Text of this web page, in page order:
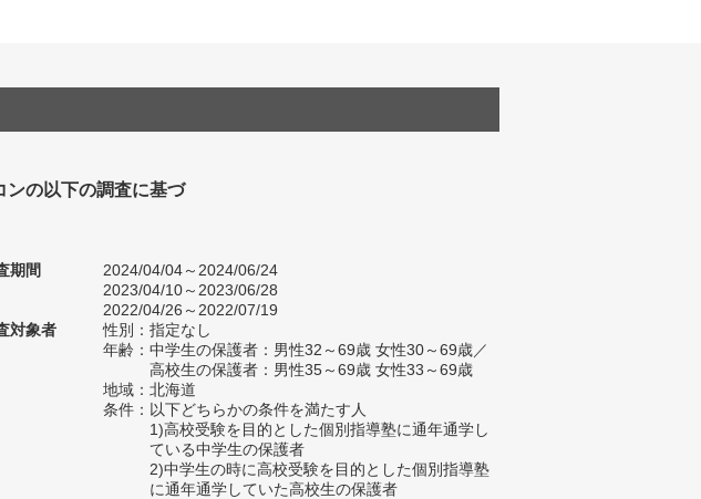
ンの以下の調査に基づ
期間
2024/04/04～2024/06/24
2023/04/10～2023/06/28
2022/04/26～2022/07/19
対象者
性別：指定なし
年齢：中学生の保護者：男性32～69歳 女性30～69歳／
高校生の保護者：男性35～69歳 女性33～69歳
地域：北海道
条件：以下どちらかの条件を満たす人
1)高校受験を目的とした個別指導塾に通年通学し
ている中学生の保護者
2)中学生の時に高校受験を目的とした個別指導塾
に通年通学していた高校生の保護者